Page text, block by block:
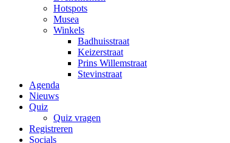
Hotspots
Musea
Winkels
Badhuisstraat
Keizerstraat
Prins Willemstraat
Stevinstraat
Agenda
Nieuws
Quiz
Quiz vragen
Registreren
Socials